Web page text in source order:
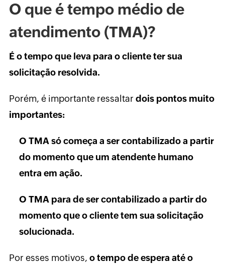
O que é tempo médio de
atendimento (TMA)?
É o tempo que leva para o cliente ter sua
solicitação resolvida.
Porém, é importante ressaltar dois pontos muito
importantes:
O TMA só começa a ser contabilizado a partir
do momento que um atendente humano
entra em ação.
O TMA para de ser contabilizado a partir do
momento que o cliente tem sua solicitação
solucionada.
Por esses motivos, o tempo de espera até o